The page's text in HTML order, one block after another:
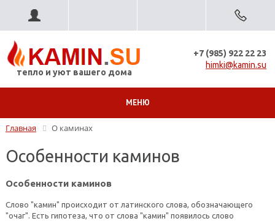
тепло и уют вашего дома
+7 (985) 922 22 23
himki@kamin.su
МЕНЮ
Главная О каминах
Особенности каминов
Особенности каминов
Слово "камин" происходит от латинского слова, обозна­чающего
"очаг". Есть гипотеза, что от слова "камин" появилось слово